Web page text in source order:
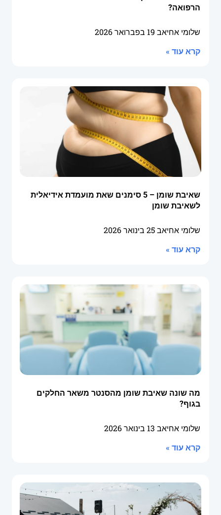
הרפואה?
שלומי אחיאב 19 בפברואר 2026
קרא עוד »
שאיבת שומן – 5 סימנים שאת מועמדת אידיאלית
לשאיבת שומן
שלומי אחיאב25 בינואר 2026
קרא עוד »
מה שונה שאיבת שומן מהסנטר משאר החלקים
בגוף?
שלומי אחיאב 13 בינואר 2026
קרא עוד »